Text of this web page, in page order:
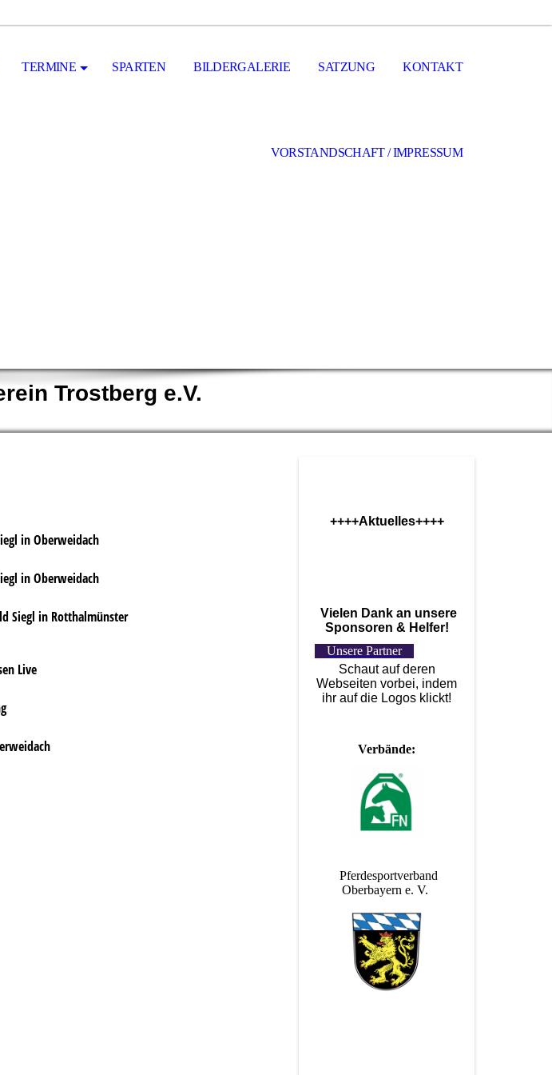
TERMINE SPARTEN BILDERGALERIE SATZUNG KONTAKT
VORSTANDSCHAFT / IMPRESSUM
Trostberg e.V.
in Oberweidach
in Oberweidach
Siegl in Rotthalmünster
Live
++++Aktuelles++++
Vielen Dank an unsere
Sponsoren & Helfer!
Unsere Partner
Schaut auf deren
Webseiten vorbei, indem
ihr auf die Logos klickt!
Verbände:
Pferdesportverband
Oberbayern e. V.